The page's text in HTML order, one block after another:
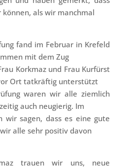
als wir manchmal
fand im Februar in Krefeld
mit dem Zug
Korkmaz und Frau Kurfürst
Ort tatkräftig unterstützt
waren wir alle ziemlich
auch neugierig. Im
wir sagen, dass es eine gute
alle sehr positiv davon
trauen wir uns, neue